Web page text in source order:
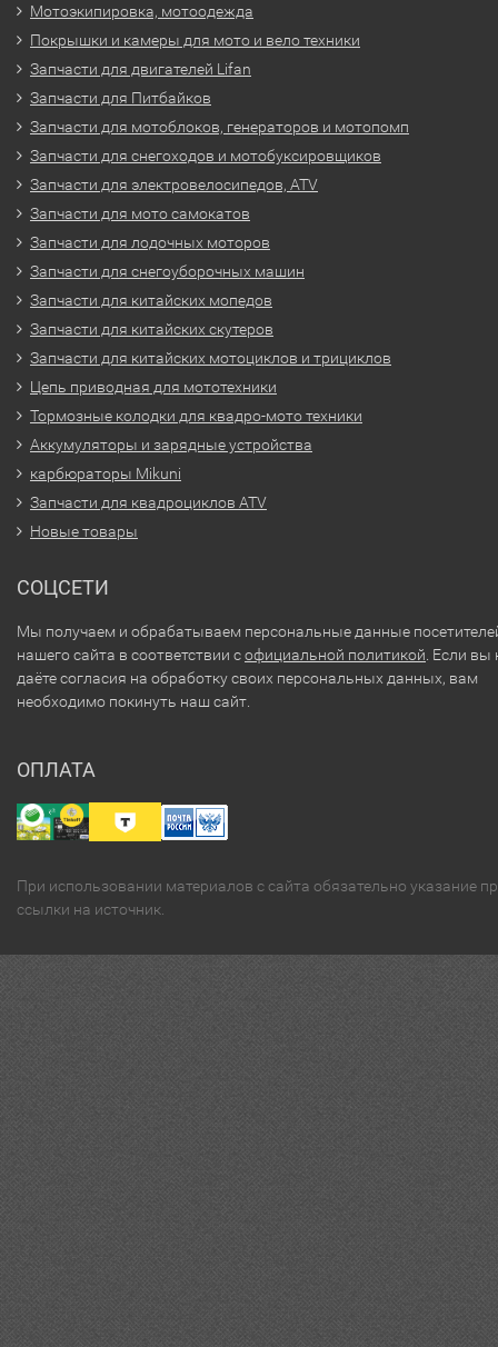
Мотоэкипировка, мотоодежда
Покрышки и камеры для мото и вело техники
Запчасти для двигателей Lifan
Запчасти для Питбайков
Запчасти для мотоблоков, генераторов и мотопомп
Запчасти для снегоходов и мотобуксировщиков
Запчасти для электровелосипедов, ATV
Запчасти для мото самокатов
Запчасти для лодочных моторов
Запчасти для снегоуборочных машин
Запчасти для китайских мопедов
Запчасти для китайских скутеров
Запчасти для китайских мотоциклов и трициклов
Цепь приводная для мототехники
Тормозные колодки для квадро-мото техники
Аккумуляторы и зарядные устройства
карбюраторы Mikuni
Запчасти для квадроциклов ATV
Новые товары
СОЦСЕТИ
Мы получаем и обрабатываем персональные данные
нашего сайта в соответствии софициальной политикой . Если вы
даёте согласия на обработку своих персональных данных, вам
необходимо покинуть наш сайт.
ОПЛАТА
При использовании материалов с сайта обязательно указание
ссылки на источник.